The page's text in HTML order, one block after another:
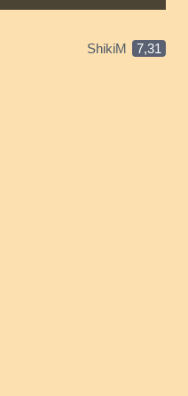
ShikiM 7,31